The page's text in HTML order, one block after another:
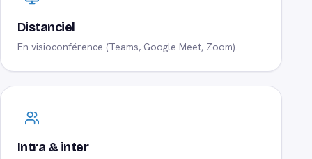
Distanciel
En visioconférence (Teams, Google Meet, Zoom).
Intra & inter